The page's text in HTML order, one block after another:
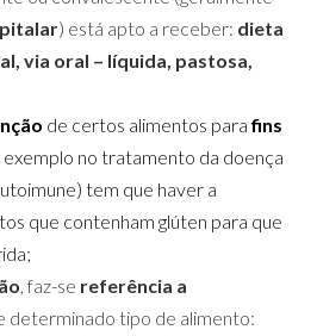
) está apto a receber: dieta
via oral – líquida, pastosa,
de certos alimentos parafins
exemplo no tratamento da doença
tem que haver a
que contenham glúten para que
, faz-se referência a
determinado tipo de alimento: